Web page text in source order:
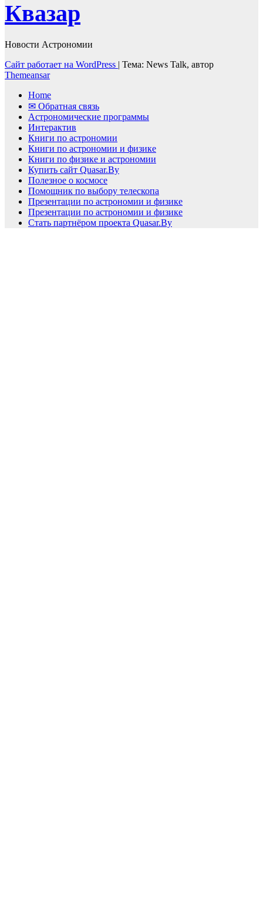
Квазар
Новости Астрономии
Сайт работает на WordPress | Тема: News Talk, автор
Themeansar
Home
✉ Обратная связь
Астрономические программы
Интерактив
Книги по астрономии
Книги по астрономии и физике
Книги по физике и астрономии
Купить сайт Quasar.By
Полезное о космосе
Помощник по выбору телескопа
Презентации по астрономии и физике
Презентации по астрономии и физике
Стать партнёром проекта Quasar.By